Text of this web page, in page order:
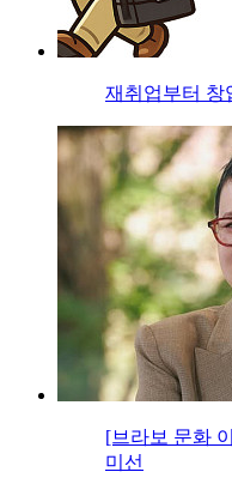
재취업부터 창
[브라보 문화
미선